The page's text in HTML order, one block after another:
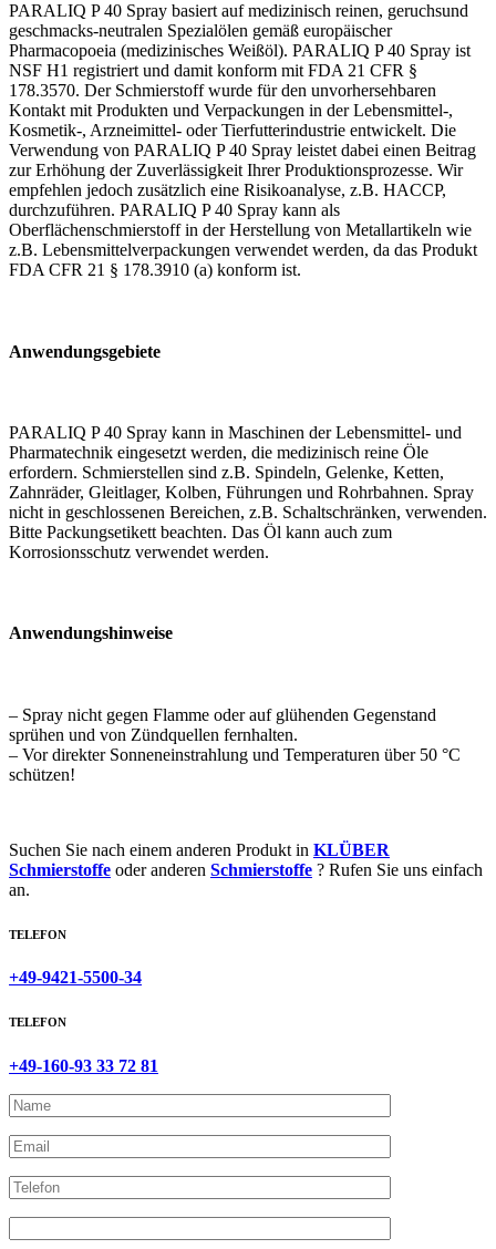
PARALIQ P 40 Spray basiert auf medizinisch reinen, geruchsund
geschmacks-neutralen Spezialölen gemäß europäischer
Pharmacopoeia (medizinisches Weißöl). PARALIQ P 40 Spray ist
NSF H1 registriert und damit konform mit FDA 21 CFR §
178.3570. Der Schmierstoff wurde für den unvorhersehbaren
Kontakt mit Produkten und Verpackungen in der Lebensmittel-,
Kosmetik-, Arzneimittel- oder Tierfutterindustrie entwickelt. Die
Verwendung von PARALIQ P 40 Spray leistet dabei einen Beitrag
zur Erhöhung der Zuverlässigkeit Ihrer Produktionsprozesse. Wir
empfehlen jedoch zusätzlich eine Risikoanalyse, z.B. HACCP,
durchzuführen. PARALIQ P 40 Spray kann als
Oberflächenschmierstoff in der Herstellung von Metallartikeln wie
z.B. Lebensmittelverpackungen verwendet werden, da das Produkt
FDA CFR 21 § 178.3910 (a) konform ist.
Anwendungsgebiete
PARALIQ P 40 Spray kann in Maschinen der Lebensmittel- und
Pharmatechnik eingesetzt werden, die medizinisch reine Öle
erfordern. Schmierstellen sind z.B. Spindeln, Gelenke, Ketten,
Zahnräder, Gleitlager, Kolben, Führungen und Rohrbahnen. Spray
nicht in geschlossenen Bereichen, z.B. Schaltschränken, verwenden.
Bitte Packungsetikett beachten. Das Öl kann auch zum
Korrosionsschutz verwendet werden.
Anwendungshinweise
– Spray nicht gegen Flamme oder auf glühenden Gegenstand
sprühen und von Zündquellen fernhalten.
– Vor direkter Sonneneinstrahlung und Temperaturen über 50 °C
schützen!
Suchen Sie nach einem anderen Produkt in KLÜBER
Schmierstoffe oder anderen Schmierstoffe ? Rufen Sie uns einfach
an.
TELEFON
+49-9421-5500-34
TELEFON
+49-160-93 33 72 81